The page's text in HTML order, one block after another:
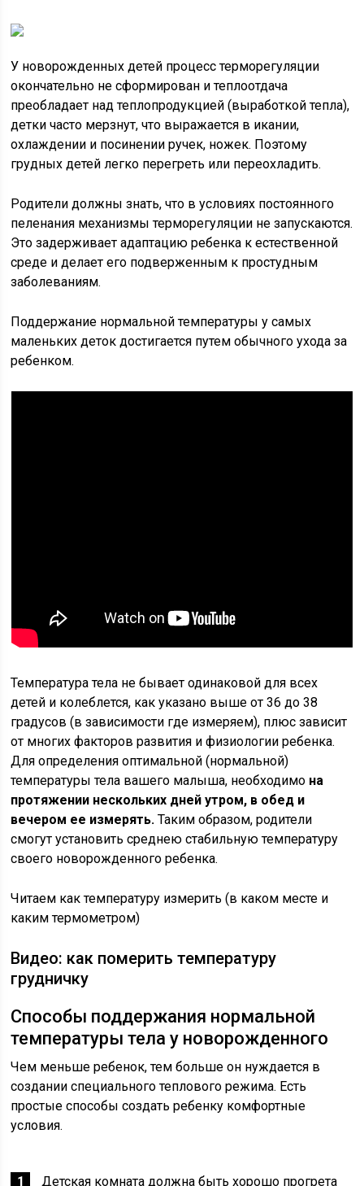
У новорожденных детей процесс терморегуляции
окончательно не сформирован и теплоотдача
преобладает над теплопродукцией (выработкой тепла),
детки часто мерзнут, что выражается в икании,
охлаждении и посинении ручек, ножек. Поэтому
грудных детей легко перегреть или переохладить.
Родители должны знать, что в условиях постоянного
пеленания механизмы терморегуляции не запускаются.
Это задерживает адаптацию ребенка к естественной
среде и делает его подверженным к простудным
заболеваниям.
Поддержание нормальной температуры у самых
маленьких деток достигается путем обычного ухода за
ребенком.
Температура тела не бывает одинаковой для всех
детей и колеблется, как указано выше от 36 до 38
градусов (в зависимости где измеряем), плюс зависит
от многих факторов развития и физиологии ребенка.
Для определения оптимальной (нормальной)
температуры тела вашего малыша, необходимо на
протяжении нескольких дней утром, в обед и
вечером ее измерять. Таким образом, родители
смогут установить среднею стабильную температуру
своего новорожденного ребенка.
Читаем как температуру измерить (в каком месте и
каким термометром)
Видео: как померить температуру
грудничку
Способы поддержания нормальной
температуры тела у новорожденного
Чем меньше ребенок, тем больше он нуждается в
создании специального теплового режима. Есть
простые способы создать ребенку комфортные
условия.
Детская комната должна быть хорошо прогрета